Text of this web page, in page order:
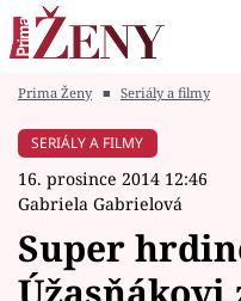
Módní alarm
Prima Ženy ■ Seriály a filmy
SERIÁLY A FILMY
16. prosince 2014 12:46
Gabriela Gabrielová
Super